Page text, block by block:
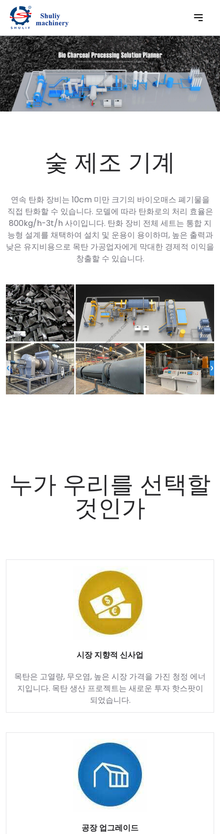
숯 제조 기계
연속 탄화 장비는 10cm 미만 크기의 바이오매스 폐기물을
직접 탄화할 수 있습니다. 모델에 따라 탄화로의 처리 효율은
800kg/h-3t/h 사이입니다. 탄화 장비 전체 세트는 통합 지
능형 설계를 채택하여 설치 및 운용이 용이하며, 높은 출력과
낮은 유지비용으로 목탄 가공업자에게 막대한 경제적 이익을
창출할 수 있습니다.
누가 우리를 선택할
것인가
시장 지향적 신사업
목탄은 고열량, 무오염, 높은 시장 가격을 가진 청정 에너
지입니다. 목탄 생산 프로젝트는 새로운 투자 핫스팟이
되었습니다.
공장 업그레이드